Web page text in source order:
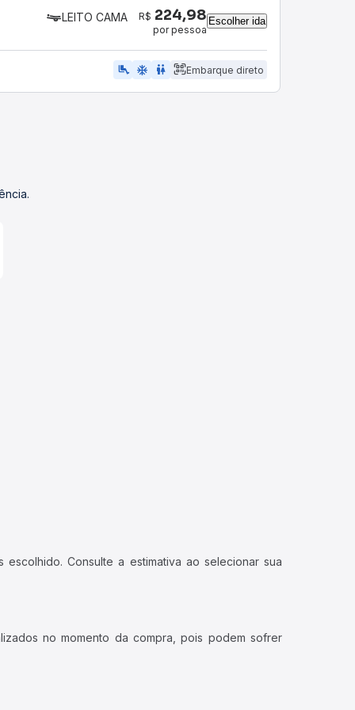
LEITO CAMA R$ 224,98
por pessoa
Escolher ida
airline_seat_legroom_extra ac_unit wc Embarque direto
Consulte a estimativa ao selecionar sua
no momento da compra, pois podem sofrer